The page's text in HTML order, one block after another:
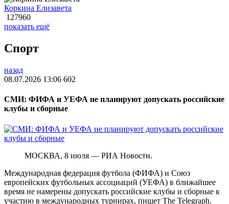
Коркина Елизавета
127960
показать ещё
Спорт
назад
08.07.2026 13:06 602
СМИ: ФИФА и УЕФА не планируют допускать российские
клубы и сборные
МОСКВА, 8 июля — РИА Новости.
Международная федерация футбола (ФИФА) и Союз
европейских футбольных ассоциаций (УЕФА) в ближайшее
время не намерены допускать российские клубы и сборные к
участию в международных турнирах, пишет The Telegraph.